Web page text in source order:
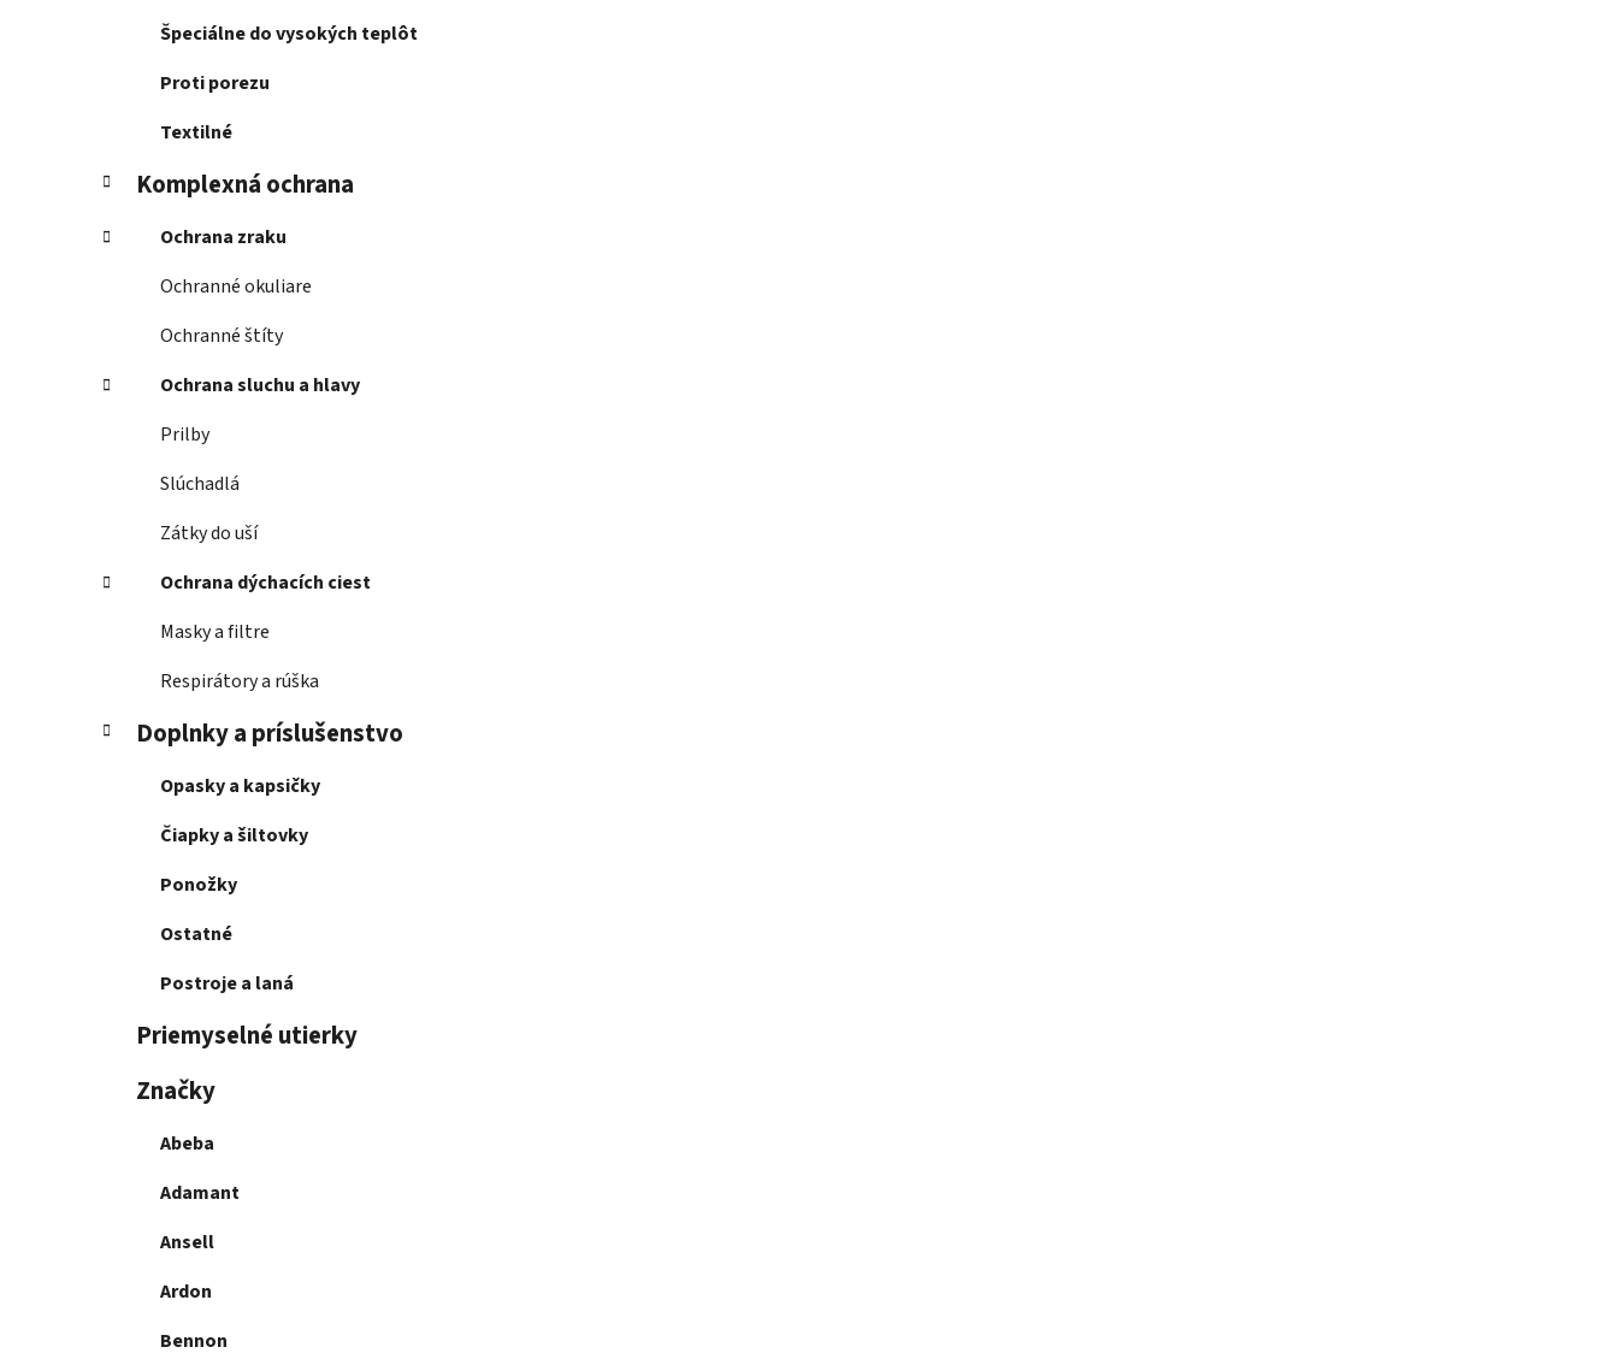
Špeciálne do vysokých teplôt
Proti porezu
Textilné
Komplexná ochrana
Ochrana zraku
Ochranné okuliare
Ochranné štíty
Ochrana sluchu a hlavy
Prilby
Slúchadlá
Zátky do uší
Ochrana dýchacích ciest
Masky a filtre
Respirátory a rúška
Doplnky a príslušenstvo
Opasky a kapsičky
Čiapky a šiltovky
Ponožky
Ostatné
Postroje a laná
Priemyselné utierky
Značky
Abeba
Adamant
Ansell
Ardon
Bennon